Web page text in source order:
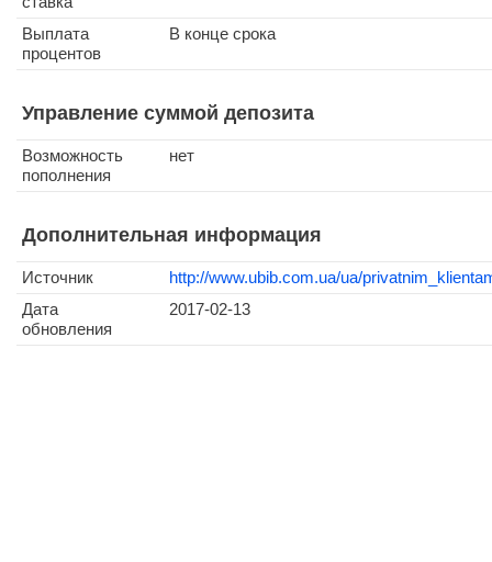
Выплата
процентов
В конце срока
Управление суммой депозита
Возможность
пополнения
нет
Дополнительная информация
Источник
http://www.ubib.com.ua/ua/
Дата
обновления
2017-02-13